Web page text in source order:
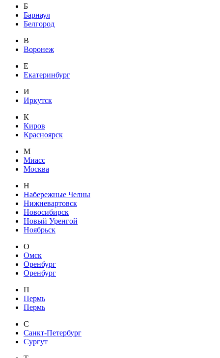
Б
Барнаул
Белгород
В
Воронеж
Е
Екатеринбург
И
Иркутск
К
Киров
Красноярск
М
Миасс
Москва
Н
Набережные Челны
Нижневартовск
Новосибирск
Новый Уренгой
Ноябрьск
О
Омск
Оренбург
Оренбург
П
Пермь
Пермь
С
Санкт-Петербург
Сургут